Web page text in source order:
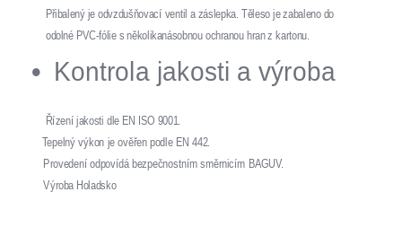
Přibalený je odvzdušňovací ventil a záslepka. Těleso je zabaleno do
odolné PVC-fólie s několikanásobnou ochranou hran z kartonu.
Kontrola jakosti a výroba
Řízení jakosti dle EN ISO 9001.
Tepelný výkon je ověřen podle EN 442.
Provedení odpovídá bezpečnostním směrnicím BAGUV.
Výroba Holadsko